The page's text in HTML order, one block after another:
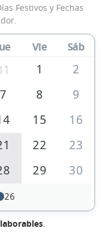
Festivos y Fechas
Vie Sáb
1
2
7 8
9
15
16
22
23
29 30
26
.